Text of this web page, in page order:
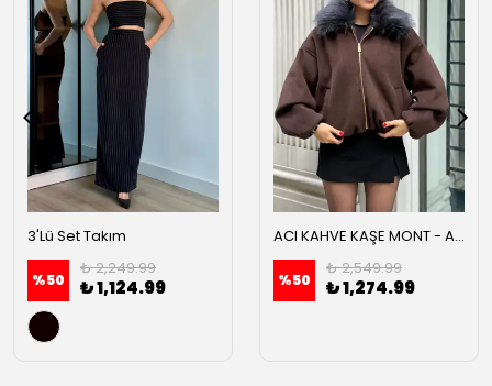
3'Lü Set Takım
%50
₺ 2,249.99
₺ 1,124.99
ACI KAHVE KAŞE MONT - Acı kahve
%50
₺ 2,549.99
₺ 1,274.99